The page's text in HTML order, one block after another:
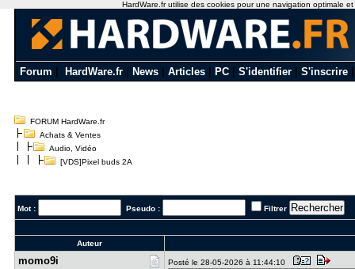
Forum HardWare.fr News Articles PC S'identifier S'inscrire
FORUM HardWare.fr
Achats & Ventes
Audio, Vidéo
[VDS]Pixel buds 2A
Mot : Pseudo : Filtrer
Auteur
momo9i Posté le 28-05-2026 à 11:44:10
HardWare.fr utilise des cookies pour une navigation optimale